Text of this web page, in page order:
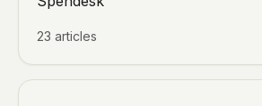
23 articles